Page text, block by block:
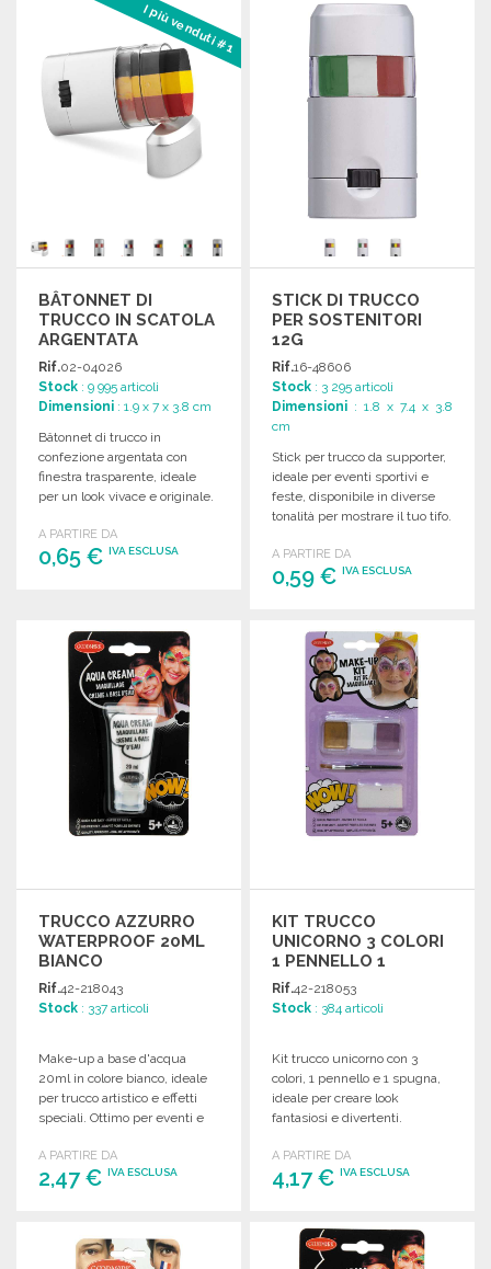
I più venduti #1
BÂTONNET DI
TRUCCO IN SCATOLA
ARGENTATA
Rif.02-04026
Stock : 9 995 articoli
Dimensioni : 1.9 x 7 x 3.8 cm
Bâtonnet di trucco in
confezione argentata con
finestra trasparente, ideale
per un look vivace e originale.
A PARTIRE DA
0,65 € IVA ESCLUSA
Richiedi un preventivo
STICK DI TRUCCO
PER SOSTENITORI
12G
Rif.16-48606
Stock : 3 295 articoli
Dimensioni : 1.8 x 7.4 x 3.8
cm
Stick per trucco da supporter,
ideale per eventi sportivi e
feste, disponibile in diverse
tonalità per mostrare il tuo tifo.
A PARTIRE DA
0,59 €IVA ESCLUSA
Richiedi un preventivo
TRUCCO AZZURRO
WATERPROOF 20ML
BIANCO
Rif.42-218043
Stock : 337 articoli
Make-up a base d'acqua
20ml in colore bianco, ideale
per trucco artistico e effetti
speciali. Ottimo per eventi e
A PARTIRE DA
2,47 € IVA ESCLUSA
Richiedi un preventivo
KIT TRUCCO
UNICORNO 3 COLORI
1 PENNELLO 1
SPUGNA A PREZZI
ALL'INGROSSO
Rif.42-218053
Stock : 384 articoli
Kit trucco unicorno con 3
colori, 1 pennello e 1 spugna,
ideale per creare look
fantasiosi e divertenti.
A PARTIRE DA
4,17 €IVA ESCLUSA
ORDINARE
Richiedi un preventivo